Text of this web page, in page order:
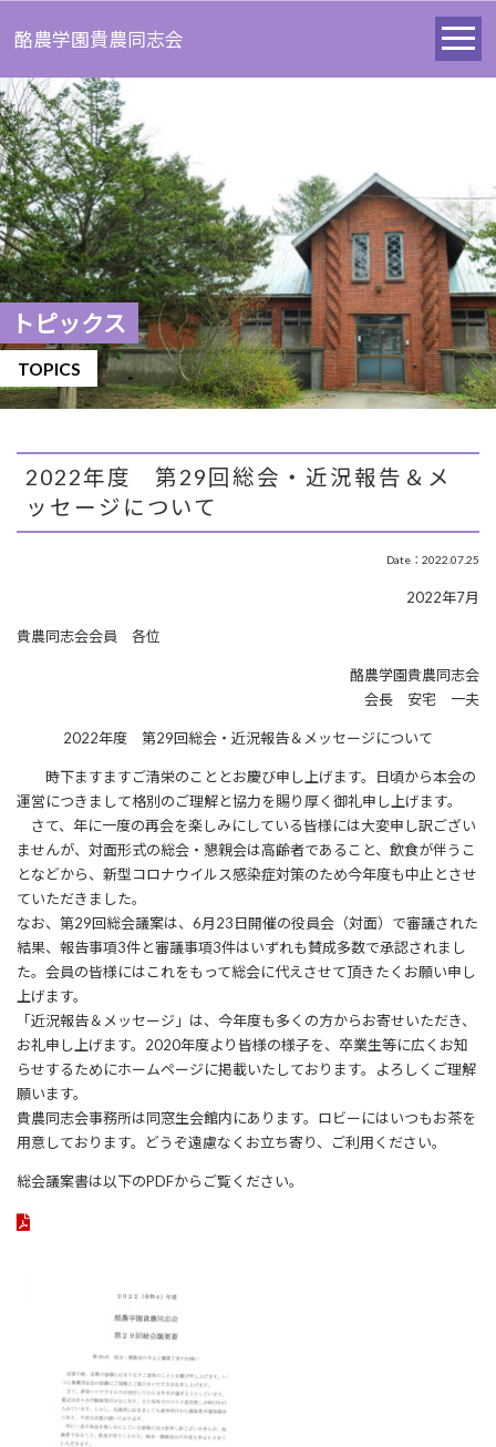
酪農学園貴農同志会
トピックス
TOPICS
2022年度 第29回総会・近況報告＆メ
ッセージについて
Date：2022.07.25
2022年7月
貴農同志会会員 各位
酪農学園貴農同志会
会長 安宅 一夫
2022年度 第29回総会・近況報告＆メッセージについて
時下ますますご清栄のこととお慶び申し上げます。日頃から本会の
運営につきまして格別のご理解と協力を賜り厚く御礼申し上げます。
さて、年に一度の再会を楽しみにしている皆様には大変申し訳ござい
ませんが、対面形式の総会・懇親会は高齢者であること、飲食が伴うこ
となどから、新型コロナウイルス感染症対策のため今年度も中止とさせ
ていただきました。
なお、第29回総会議案は、6月23日開催の役員会（対面）で審議された
結果、報告事項3件と審議事項3件はいずれも賛成多数で承認されまし
た。会員の皆様にはこれをもって総会に代えさせて頂きたくお願い申し
上げます。
「近況報告＆メッセージ」は、今年度も多くの方からお寄せいただき、
お礼申し上げます。2020年度より皆様の様子を、卒業生等に広くお知
らせするためにホームページに掲載いたしております。よろしくご理解
願います。
貴農同志会事務所は同窓生会館内にあります。ロビーにはいつもお茶を
用意しております。どうぞ遠慮なくお立ち寄り、ご利用ください。
総会議案書は以下のPDFからご覧ください。